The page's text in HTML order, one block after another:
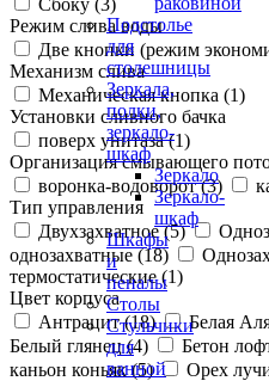
Подстолье
для
столешницы
Зеркала,
полки,
зеркало-
шкаф
Зеркало
Зеркало-
шкаф
Шкафы
и
пеналы
Столы
Стульчики
для
ванной
Режим слива воды
Две кнопки (режим
Механизм слива
Механическая кнопка (1)
Установки сливного бачка
поверх унитаза (1)
Организация смывающего
воронка-водоворот (3)
Тип управления
Двухзахватное (5)
однозахватные (18)
термостатические (1)
Цвет корпуса
Антрацит (18) Белая
Белый глянец (4) Бетон
каньон коньяк (5) Орех